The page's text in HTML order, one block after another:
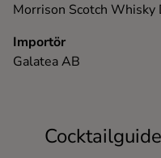
Morrison Scotch
Importör
Galatea AB